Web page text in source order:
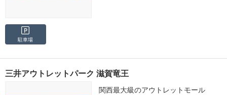
駐車場
三井アウトレットパーク 滋賀竜王
関西最大級のアウトレットモール